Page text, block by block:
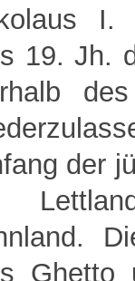
I.
19. Jh.
des
der
Ghetto